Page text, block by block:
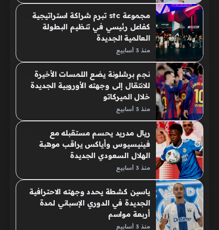
مجموعة stc تبرم شراكة استراتيجية
كفاعل رئيسي في تنظيم البطولة
العالمية الجديدة
منذ 3 أسابيع
نجم برشلونة يضع اللمسات الأخيرة
للانتقال إلى وجهته الأوروبية الجديدة
خلال الميركاتو
منذ 3 أسابيع
ريال مدريد يحسم مستقبله مع
فينيسيوس وأياكس يراقب موهبة
الهلال السعودي الجديدة
منذ 3 أسابيع
ياسين كشطة يحدد وجهته الاحترافية
الجديدة في الدوري الإسباني لمدة
أربعة مواسم
منذ 3 أسابيع